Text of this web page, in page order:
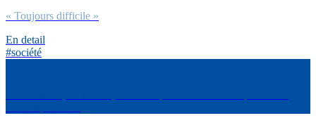
« Toujours difficile »
En detail
#société